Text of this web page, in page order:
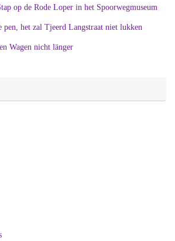
op de Rode Loper in het Spoorwegmuseum
pen, het zal Tjeerd Langstraat niet lukken
Wagen nicht länger